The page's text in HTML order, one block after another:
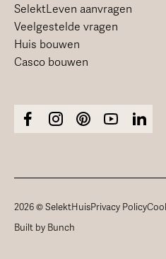
SelektLeven aanvragen
Veelgestelde vragen
Huis bouwen
Casco bouwen
2026 © SelektHuisPrivacy Policy
Built by Bunch